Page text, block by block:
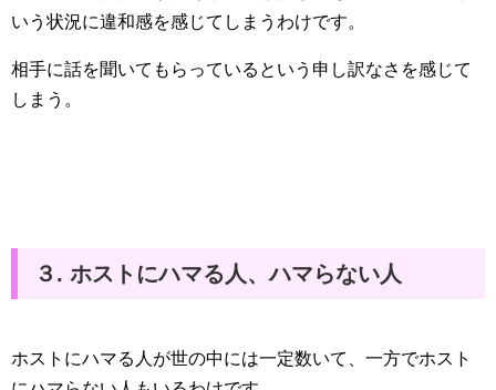
いう状況に違和感を感じてしまうわけです。
相手に話を聞いてもらっているという申し訳なさを感じて
しまう。
３. ホストにハマる人、ハマらない人
ホストにハマる人が世の中には一定数いて、一方でホスト